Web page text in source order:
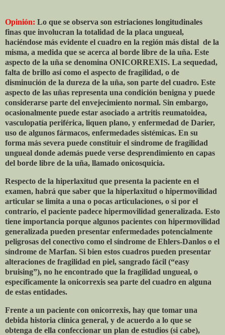
Opinión: Lo que se observa son estriaciones longitudinales
finas que involucran la totalidad de la placa ungueal,
haciéndose más evidente el cuadro en la región más distal de la
misma, a medida que se acerca al borde libre de la uña. Este
aspecto de la uña se denomina ONICORREXIS. La sequedad,
falta de brillo así como el aspecto de fragilidad, o de
disminución de la dureza de la uña, son parte del cuadro. Este
aspecto de las uñas representa una condición benigna y puede
considerarse parte del envejecimiento normal. Sin embargo,
ocasionalmente puede estar asociado a artritis reumatoidea,
vasculopatía periférica, liquen plano, y enfermedad de Darier,
uso de algunos fármacos, enfermedades sistémicas. En su
forma más severa puede constituir el síndrome de fragilidad
ungueal donde además puede verse desprendimiento en capas
del borde libre de la uña, llamado onicosquicia.
Respecto de la hiperlaxitud que presenta la paciente en el
examen, habrá que saber que la hiperlaxitud o hipermovilidad
articular se limita a una o pocas articulaciones, o si por el
contrario, el paciente padece hipermovilidad generalizada. Esto
tiene importancia porque algunos pacientes con hipermovilidad
generalizada pueden presentar enfermedades potencialmente
peligrosas del conectivo como el síndrome de Ehlers-Danlos o el
síndrome de Marfan. Si bien estos cuadros pueden presentar
alteraciones de fragilidad en piel, sangrado fácil (“easy
bruising”), no he encontrado que la fragilidad ungueal, o
específicamente la onicorrexis sea parte del cuadro en alguna
de estas entidades.
Frente a un paciente con onicorrexis, hay que tomar una
debida historia clínica general, y de acuerdo a lo que se
obtenga de ella confeccionar un plan de estudios (si cabe),